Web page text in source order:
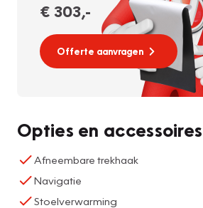
€ 303,-
Offerte aanvragen
Opties en accessoires
Afneembare trekhaak
Navigatie
Stoelverwarming